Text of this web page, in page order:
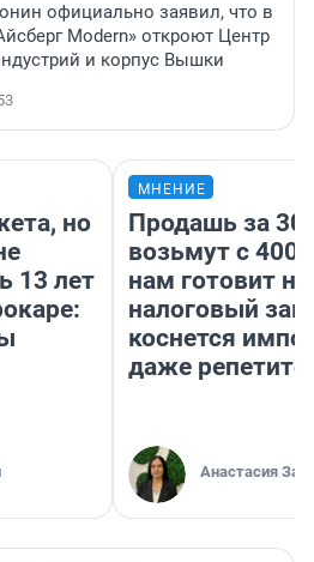
официально заявил, что в
Modern» откроют Центр
и корпус Вышки
но
13 лет
МНЕНИЕ
Продашь за
возьмут с
нам готовит
налоговый
коснется
даже
Анастасия